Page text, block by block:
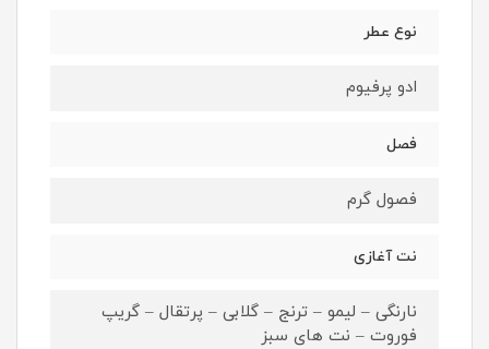
نوع عطر
ادو پرفیوم
فصل
فصول گرم
نت آغازی
نارنگی – لیمو – ترنج – گلابی – پرتقال – گریپ
فوروت – نت های سبز